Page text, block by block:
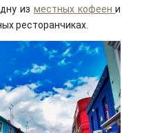
из местных кофеени
ресторанчиках.